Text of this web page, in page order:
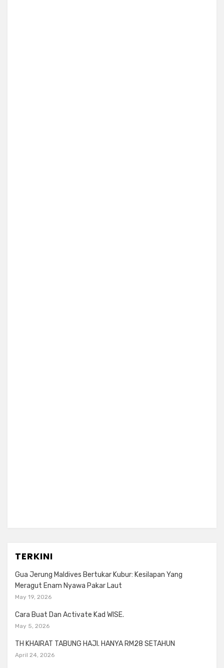
TERKINI
Gua Jerung Maldives Bertukar Kubur: Kesilapan Yang
Meragut Enam Nyawa Pakar Laut
May 19, 2026
Cara Buat Dan Activate Kad WISE.
May 5, 2026
TH KHAIRAT TABUNG HAJI. HANYA RM28 SETAHUN
April 24, 2026